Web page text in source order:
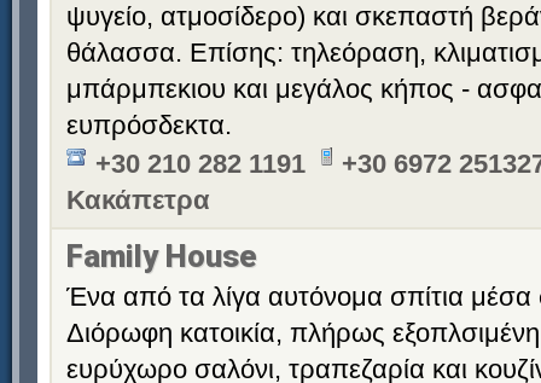
ψυγείο, ατμοσίδερο) και σκεπαστή
θάλασσα. Επίσης: τηλεόραση,
μπάρμπεκιου και μεγάλος κήπος -
ευπρόσδεκτα.
+30 210 282 1191
+30 6972
Κακάπετρα
Family House
Ένα από τα λίγα αυτόνομα σπίτια
Διόρωφη κατοικία, πλήρως
ευρύχωρο σαλόνι, τραπεζαρία και